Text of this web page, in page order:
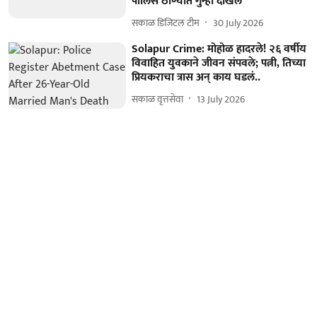
सकाळ डिजिटल टीम 30 July 2026
Solapur Crime: मोहोळ हादरले! २६ वर्षीय
विवाहित युवकाने जीवन संपवले; पत्नी, तिच्या
प्रियकराचा त्रास अन् काय घडलं..
सकाळ वृत्तसेवा 13 July 2026